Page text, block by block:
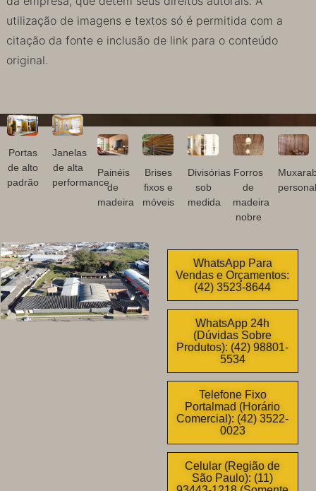
utilização de imagens e textos só é permitida com a
citação da fonte e inclusão de link para o conteúdo
original.
Portas
de alto
padrão
Janelas
de alta
performance
Painéis
de
madeira
Brises
fixos e
móveis
Divisórias
sob
medida
Forros
de
madeira
nobre
WhatsApp Para
Vendas e Orçamentos:
(42) 3523-8644
WhatsApp 24h
(Dúvidas Sobre
Produtos): (42) 98801-
5534
Telefone Fixo
Portalmad (Horário
Comercial): (42) 3522-
0023
Celular (Região de
São Paulo): (11)